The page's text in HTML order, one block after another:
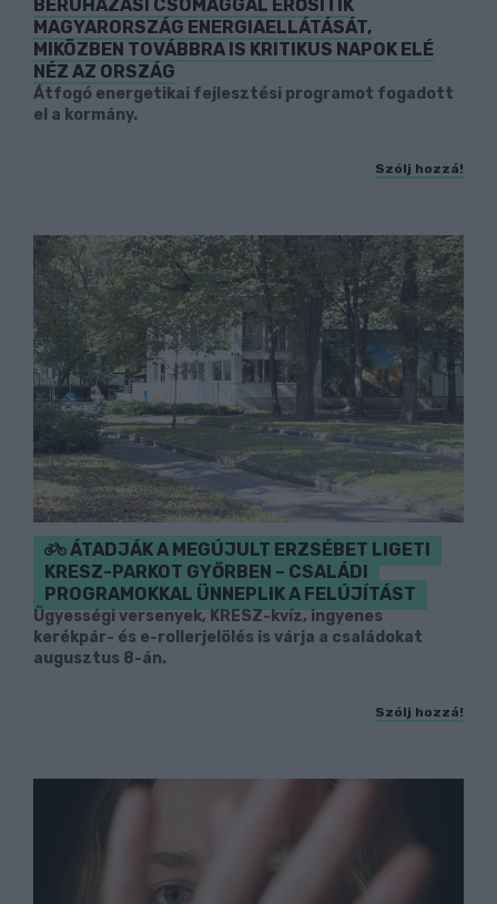
BERUHÁZÁSI CSOMAGGAL ERŐSÍTIK
MAGYARORSZÁG ENERGIAELLÁTÁSÁT,
MIKÖZBEN TOVÁBBRA IS KRITIKUS NAPOK ELÉ
NÉZ AZ ORSZÁG
Átfogó energetikai fejlesztési programot fogadott
el a kormány.
Szólj hozzá!
ÁTADJÁK A MEGÚJULT ERZSÉBET LIGETI
KRESZ-PARKOT GYŐRBEN – CSALÁDI
PROGRAMOKKAL ÜNNEPLIK A FELÚJÍTÁST
Ügyességi versenyek, KRESZ-kvíz, ingyenes
kerékpár- és e-rollerjelölés is várja a családokat
augusztus 8-án.
Szólj hozzá!